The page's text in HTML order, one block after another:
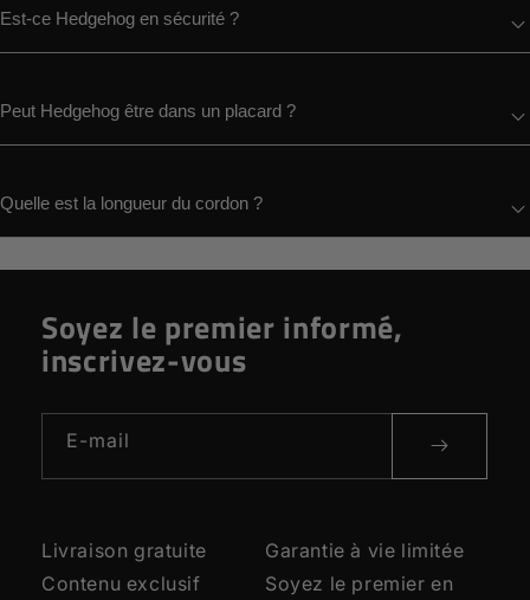
Est-ce Hedgehog en sécurité ?
Peut Hedgehog être dans un placard ?
Quelle est la longueur du cordon ?
Soyez le premier informé,
inscrivez-vous
E-mail
Livraison gratuite
Garantie à vie limitée
Contenu exclusif
Soyez le premier en